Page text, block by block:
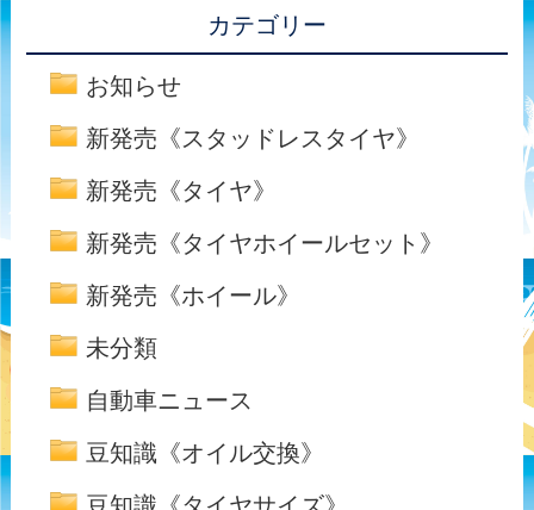
カテゴリー
お知らせ
新発売《スタッドレスタイヤ》
新発売《タイヤ》
新発売《タイヤホイールセット》
新発売《ホイール》
未分類
自動車ニュース
豆知識《オイル交換》